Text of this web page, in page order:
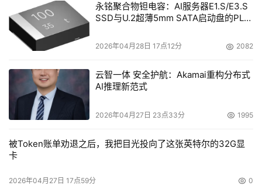
本文来源于DOIT传媒，文章内容仅供参考，不构成投资建议。
永铭聚合物钽电容：AI服务器E1.S/E3.S
SSD与U.2超薄5mm SATA启动盘的PLP
2026年04月28日 17点12分 2082
云智一体 安全护航：Akamai重构分布式
AI推理新范式
2026年04月27日 23点33分 1995
被Token账单劝退之后，我把目光投向了这张英特尔的32G显
卡
2026年04月27日 17点59分 0